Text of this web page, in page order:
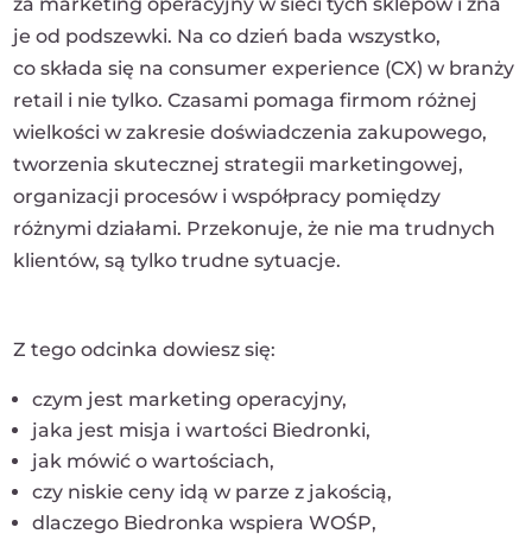
za marketing operacyjny w sieci tych sklepów i zna
je od podszewki. Na co dzień bada wszystko,
co składa się na consumer experience (CX) w branży
retail i nie tylko. Czasami pomaga firmom różnej
wielkości w zakresie doświadczenia zakupowego,
tworzenia skutecznej strategii marketingowej,
organizacji procesów i współpracy pomiędzy
różnymi działami. Przekonuje, że nie ma trudnych
klientów, są tylko trudne sytuacje.
Z tego odcinka dowiesz się:
czym jest marketing operacyjny,
jaka jest misja i wartości Biedronki,
jak mówić o wartościach,
czy niskie ceny idą w parze z jakością,
dlaczego Biedronka wspiera WOŚP,